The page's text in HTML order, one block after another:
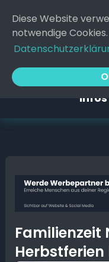
Diese Website
notwendige
Inhalt
springen
Infos
Familienzeit